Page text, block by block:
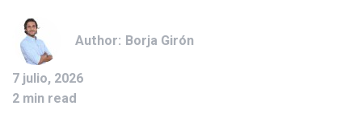
Author: Borja Girón
7 julio, 2026
2 min read